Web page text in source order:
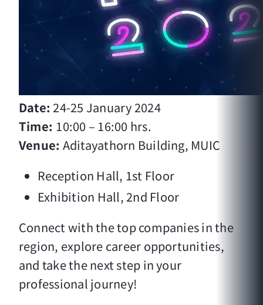
Date: 24-25 January 2024
Time: 10:00 – 16:00 hrs.
Venue: Aditayathorn Building, MUIC
Reception Hall, 1st Floor
Exhibition Hall, 2nd Floor
Connect with the top companies in the
region, explore career opportunities,
and take the next step in your
professional journey!